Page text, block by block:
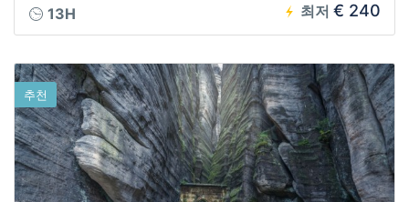
13H 최저 € 240
추천